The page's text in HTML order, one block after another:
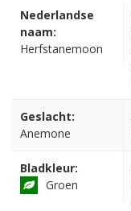
Nederlandse
naam:
Herfstanemoon
Geslacht:
Anemone
Bladkleur:
Groen